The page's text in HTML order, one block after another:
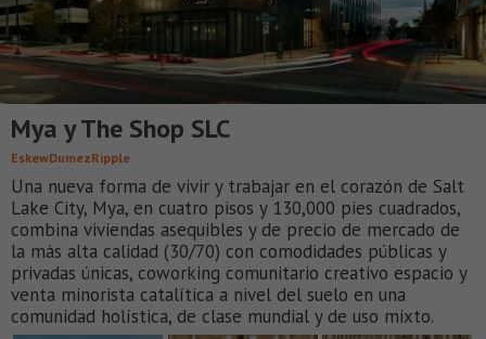
Mya y The Shop SLC
EskewDumezRipple
Una nueva forma de vivir y trabajar en el corazón de Salt
Lake City, Mya, en cuatro pisos y 130,000 pies cuadrados,
combina viviendas asequibles y de precio de mercado de
la más alta calidad (30/70) con comodidades públicas y
privadas únicas, coworking comunitario creativo espacio y
venta minorista catalítica a nivel del suelo en una
comunidad holística, de clase mundial y de uso mixto.